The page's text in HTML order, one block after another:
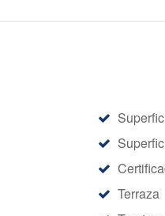
Terraza